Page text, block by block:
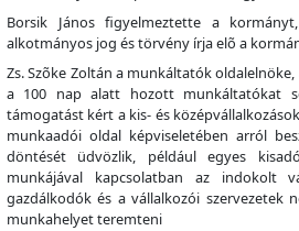
Borsik János figyelmeztette a
alkotmányos jog és törvény írja elõ a
Zs. Szõke Zoltán a munkáltatók
a 100 nap alatt hozott munkáltatókat
támogatást kért a kis- és
munkaadói oldal képviseletében arról
döntését üdvözlik, például egyes
munkájával kapcsolatban az indokolt
gazdálkodók és a vállalkozói szervezetek
munkahelyet teremteni